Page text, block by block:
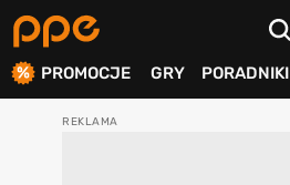
PROMOCJE GRY PORADNIKI